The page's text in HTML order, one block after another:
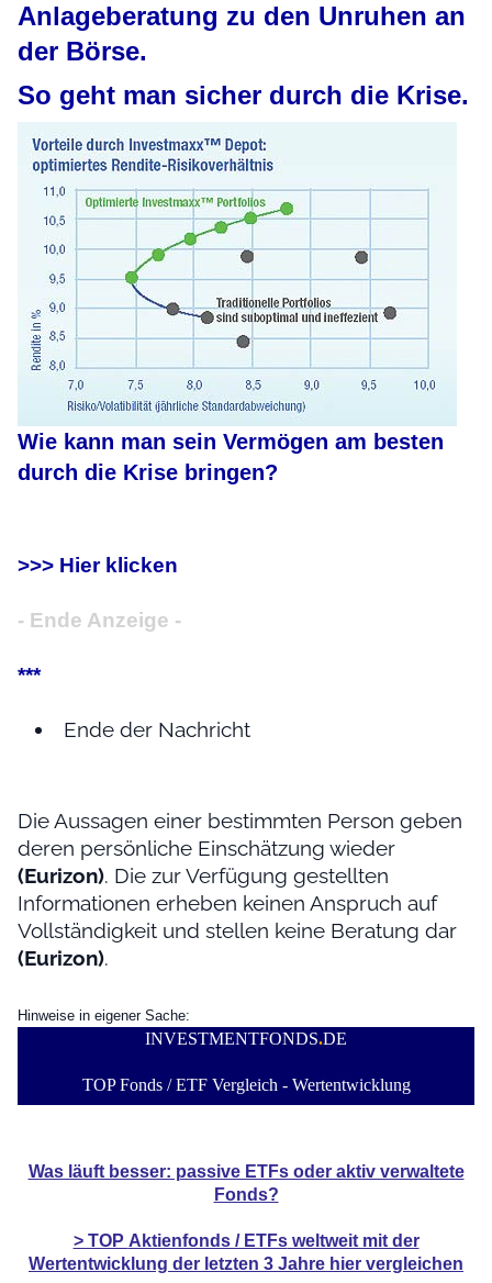
Anlageberatung zu den Unruhen an
der Börse.
So geht man sicher durch die Krise.
Wie kann man sein Vermögen am besten
durch die Krise bringen?
>>> Hier klicken
- Ende Anzeige -
***
Ende der Nachricht
Die Aussagen einer bestimmten Person geben
deren persönliche Einschätzung wieder
(Eurizon). Die zur Verfügung gestellten
Informationen erheben keinen Anspruch auf
Vollständigkeit und stellen keine Beratung dar
(Eurizon).
Hinweise in eigener Sache:
INVESTMENTFONDS.DE
TOP Fonds / ETF Vergleich - Wertentwicklung
Was läuft besser: passive ETFs oder aktiv verwaltete
Fonds?
> TOP Aktienfonds / ETFsweltweit mit der
Wertentwicklung der letzten 3 Jahre hier vergleichen